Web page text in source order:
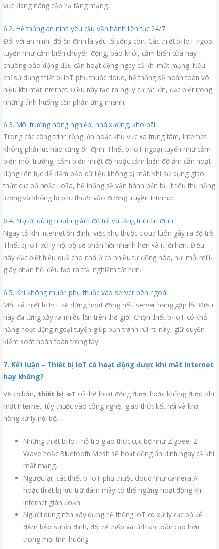
vực đang nâng cấp hạ tầng mạng.
6.2. Hệ thống an ninh yêu cầu vận hành liên tục 24/7
Đối với an ninh, độ ổn định là yếu tố sống còn. Các thiết bị IoT ngoại
tuyến như cảm biến chuyển động, báo khói, cảm biến cửa hay
chuông báo động đều cần hoạt động ngay cả khi mất mạng. Nếu
chỉ sử dụng thiết bị IoT phụ thuộc cloud, hệ thống sẽ hoàn toàn vô
hiệu khi mất Internet. Điều này tạo ra nguy cơ rất lớn, đặc biệt trong
những tình huống cần phản ứng nhanh.
6.3. Môi trường nông nghiệp, nhà xưởng, kho bãi
Trong các công trình rộng lớn hoặc khu vực xa trung tâm, Internet
không phải lúc nào cũng ổn định. Thiết bị IoT ngoại tuyến như cảm
biến môi trường, cảm biến nhiệt độ hoặc cảm biến độ ẩm cần hoạt
động liên tục để đảm bảo dữ liệu không bị mất. Khi sử dụng giao
thức cục bộ hoặc LoRa, hệ thống sẽ vận hành bền bỉ, ít tiêu thụ năng
lượng và không bị phụ thuộc vào đường truyền Internet.
6.4. Người dùng muốn giảm độ trễ và tăng tính ổn định
Ngay cả khi Internet ổn định, việc phụ thuộc cloud luôn gây ra độ trễ.
Thiết bị IoT xử lý nội bộ sẽ phản hồi nhanh hơn và ít lỗi hơn. Điều
này đặc biệt hiệu quả cho nhà ở có nhiều tự động hóa, nơi mỗi mili-
giây phản hồi đều tạo ra trải nghiệm tốt hơn.
6.5. Khi không muốn phụ thuộc vào server bên ngoài
Một số thiết bị IoT sẽ dừng hoạt động nếu server hãng gặp lỗi. Điều
này đã từng xảy ra nhiều lần trên thế giới. Chọn thiết bị IoT có khả
năng hoạt động ngoại tuyến giúp bạn tránh rủi ro này, giữ quyền
kiểm soát hoàn toàn trong tay.
7. Kết luận – Thiết bị IoT có hoạt động được khi mất Internet
hay không?
Về cơ bản, thiết bị IoT có thể hoạt động được hoặc không được khi
mất Internet, tùy thuộc vào công nghệ, giao thức kết nối và khả
năng xử lý nội bộ.
Những thiết bị IoT hỗ trợ giao thức cục bộ như Zigbee, Z-
Wave hoặc Bluetooth Mesh sẽ hoạt động ổn định ngay cả khi
mất mạng.
Ngược lại, các thiết bị IoT phụ thuộc cloud như camera AI
hoặc thiết bị lưu trữ đám mây có thể ngừng hoạt động khi
Internet gián đoạn.
Người dùng nên xây dựng hệ thống IoT có xử lý cục bộ để
đảm bảo sự ổn định, độ trễ thấp và tính an toàn cao hơn
trong mọi tình huống.